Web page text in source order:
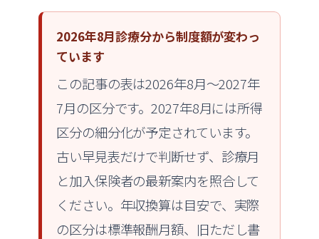
2026年8月診療分から制度額が変わっ
ています
この記事の表は2026年8月〜2027年
7月の区分です。2027年8月には所得
区分の細分化が予定されています。
古い早見表だけで判断せず、診療月
と加入保険者の最新案内を照合して
ください。年収換算は目安で、実際
の区分は標準報酬月額、旧ただし書